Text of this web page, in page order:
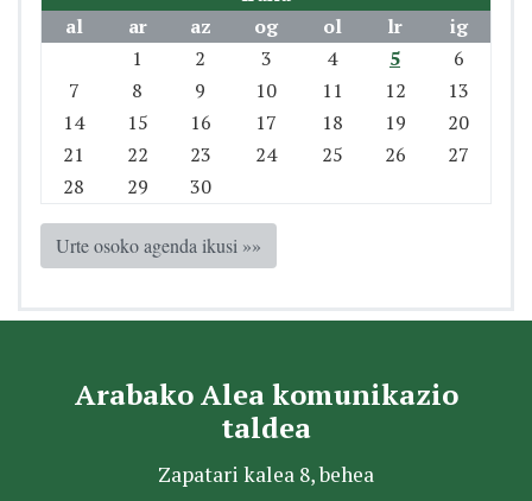
al
ar az og ol lr
ig
1
2 3 4 5
6
7
8 9 10 11 12
13
14
15 16 17 18 19
20
21
22 23 24 25 26
27
28
29 30
Urte osoko agenda ikusi »»
Arabako Alea komunikazio
taldea
Zapatari kalea 8, behea